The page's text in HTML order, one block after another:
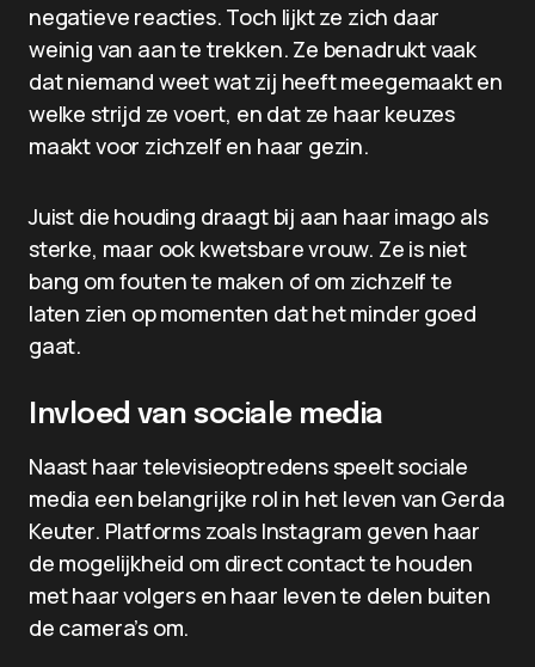
negatieve reacties. Toch lijkt ze zich daar
weinig van aan te trekken. Ze benadrukt vaak
dat niemand weet wat zij heeft meegemaakt en
welke strijd ze voert, en dat ze haar keuzes
maakt voor zichzelf en haar gezin.
Juist die houding draagt bij aan haar imago als
sterke, maar ook kwetsbare vrouw. Ze is niet
bang om fouten te maken of om zichzelf te
laten zien op momenten dat het minder goed
gaat.
Invloed van sociale media
Naast haar televisieoptredens speelt sociale
media een belangrijke rol in het leven van Gerda
Keuter. Platforms zoals Instagram geven haar
de mogelijkheid om direct contact te houden
met haar volgers en haar leven te delen buiten
de camera’s om.